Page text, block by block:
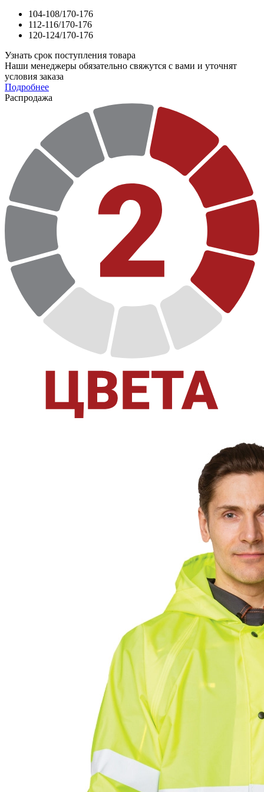
104-108/170-176
112-116/170-176
120-124/170-176
Узнать срок поступления товара
Наши менеджеры обязательно свяжутся с вами и уточнят
условия заказа
Подробнее
Распродажа